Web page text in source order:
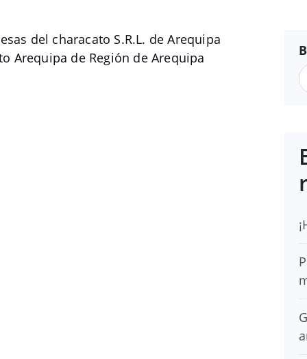
del characato S.R.L. de Arequipa
Arequipa de Región de Arequipa